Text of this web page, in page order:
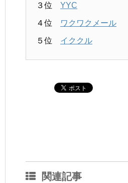
３位 YYC
４位 ワクワクメール
５位 イククル
関連記事